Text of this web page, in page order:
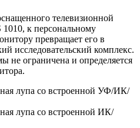
телевизионной
к персональному
превращает его в
исследовательский комплекс.
не ограничена и определяется
лупа со встроенной УФ/ИК/
лупа со встроенной ИК/